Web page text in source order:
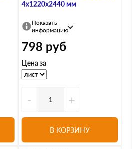
4х1220х2440 мм
Показать
информацию
798 руб
Цена за
- +
В КОРЗИНУ